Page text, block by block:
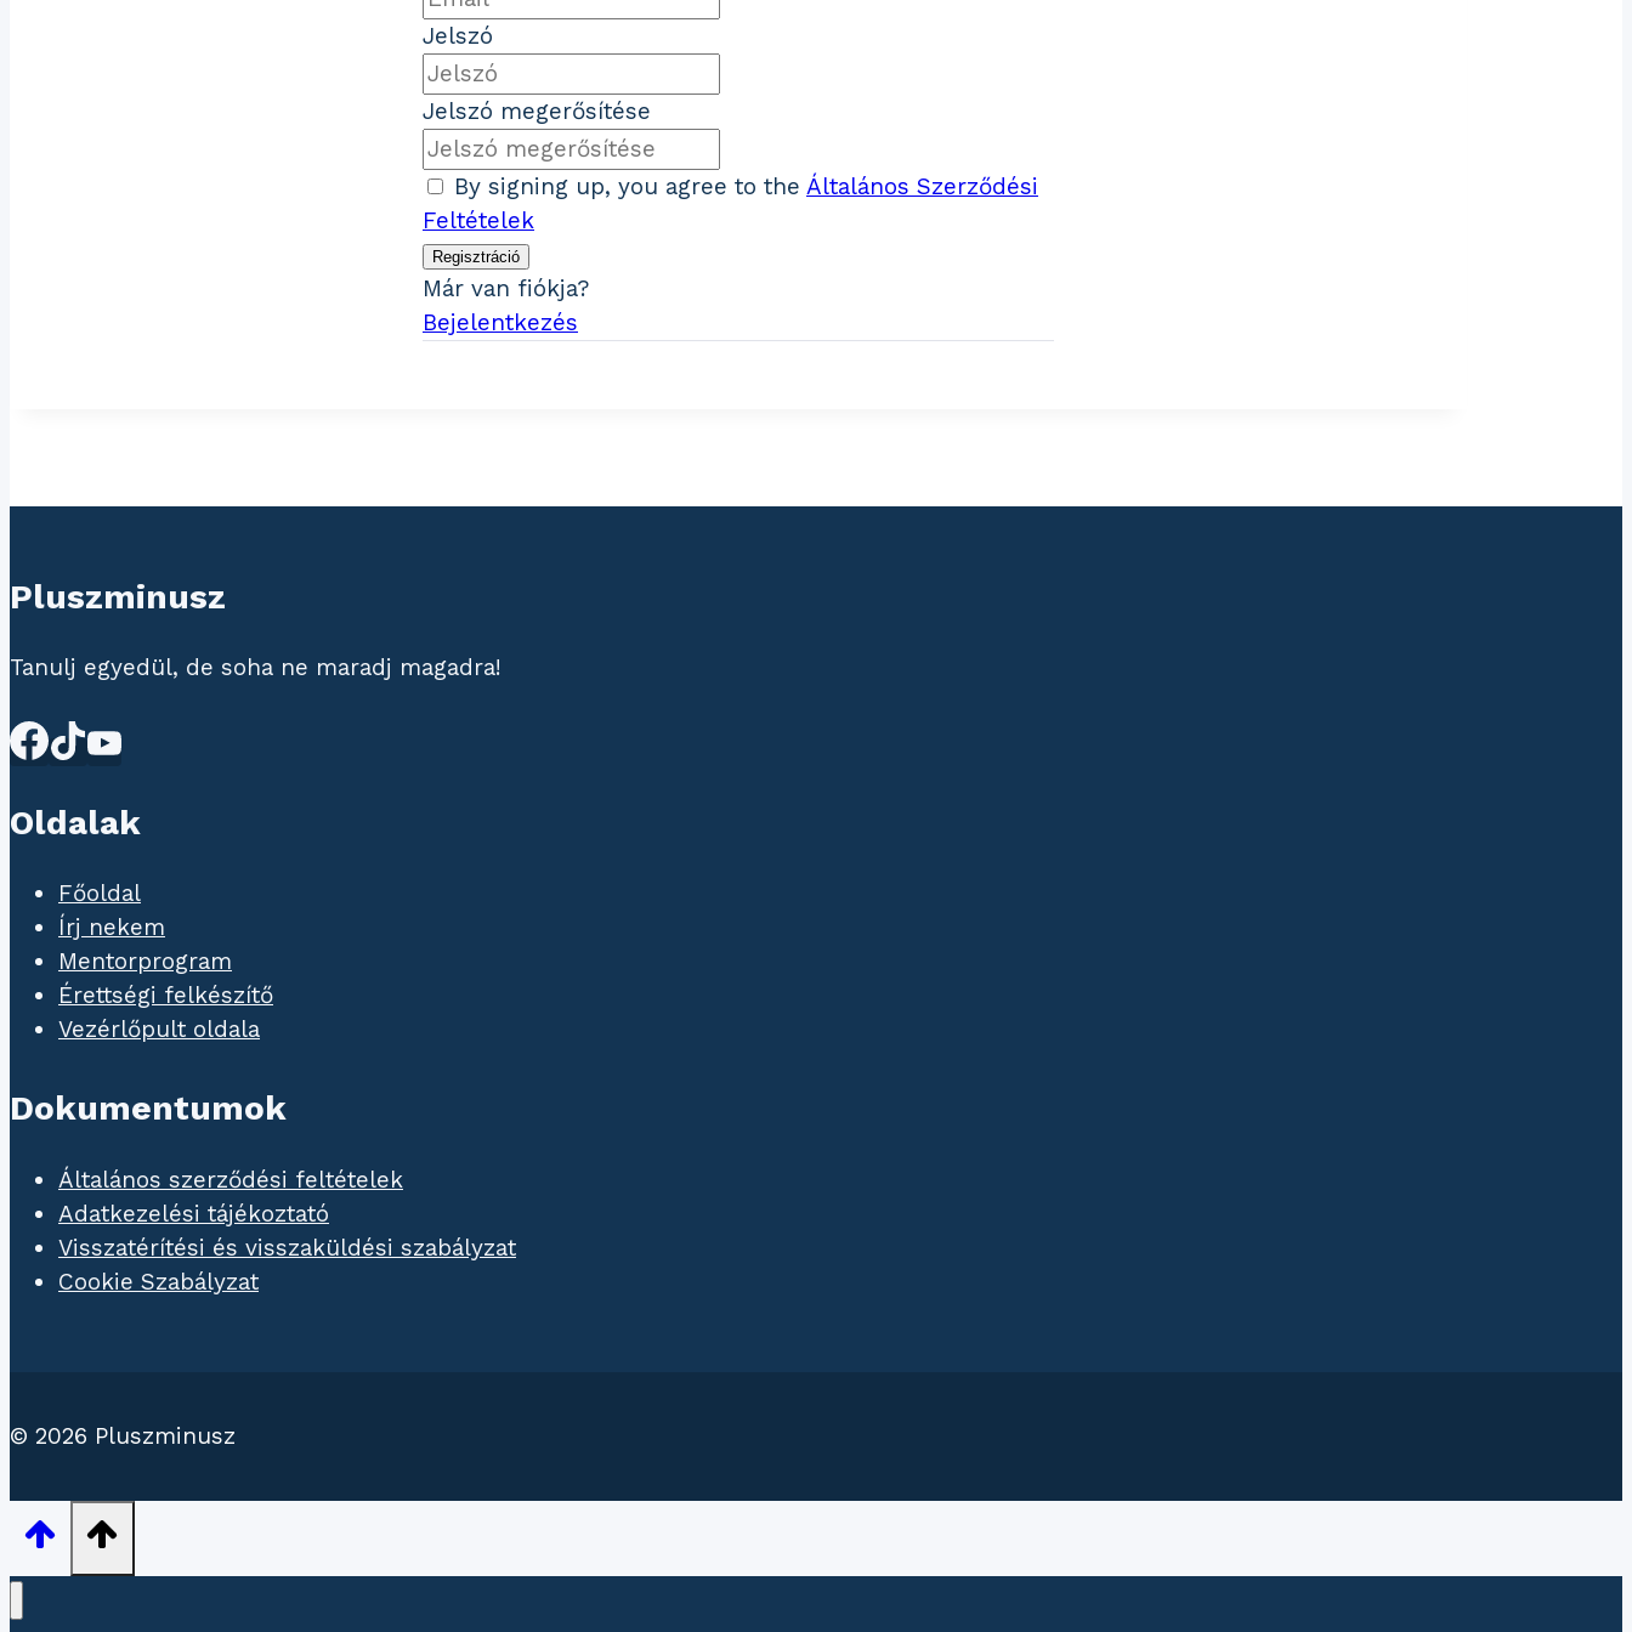
Jelszó
Jelszó megerősítése
By signing up, you agree to the Általános Szerződési
Feltételek
Regisztráció
Már van fiókja?
Bejelentkezés
Pluszminusz
Tanulj egyedül, de soha ne maradj magadra!
Oldalak
Főoldal
Írj nekem
Mentorprogram
Érettségi felkészítő
Vezérlőpult oldala
Dokumentumok
Általános szerződési feltételek
Adatkezelési tájékoztató
Visszatérítési és visszaküldési szabályzat
Cookie Szabályzat
© 2026 Pluszminusz